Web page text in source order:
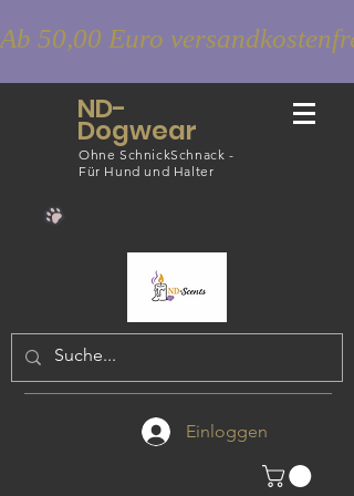
Ab 50,00 Euro versandkostenfrei
ND-
Dogwear
Ohne SchnickSchnack -
Für Hund und Halter
Einloggen